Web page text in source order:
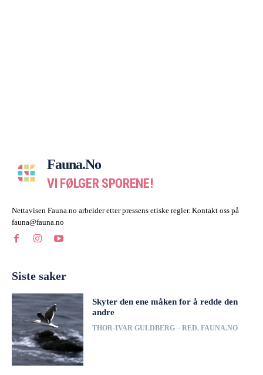
Fauna.no
VI FØLGER SPORENE!
Nettavisen Fauna.no arbeider etter pressens etiske regler. Kontakt oss på
fauna@fauna.no
Siste saker
Skyter den ene måken for å redde den
andre
THOR-IVAR GULDBERG – RED. FAUNA.NO